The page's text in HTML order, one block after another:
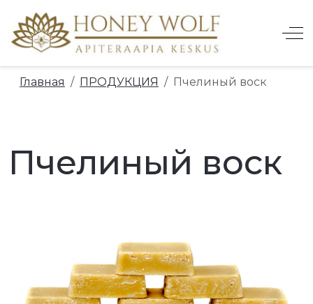
Главная ПРОДУКЦИЯ Пчелиный воск
Пчелиный воск